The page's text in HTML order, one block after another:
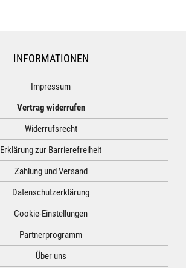
INFORMATIONEN
Impressum
Vertrag widerrufen
Widerrufsrecht
Erklärung zur Barrierefreiheit
Zahlung und Versand
Datenschutzerklärung
Cookie-Einstellungen
Partnerprogramm
Über uns